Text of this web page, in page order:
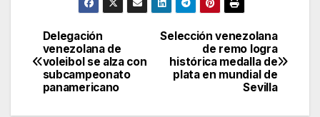
Navegación
de
entradas
Selección venezolana
de remo logra
histórica medalla de
plata en mundial de
Sevilla
Delegación
venezolana de
voleibol se alza con
subcampeonato
panamericano